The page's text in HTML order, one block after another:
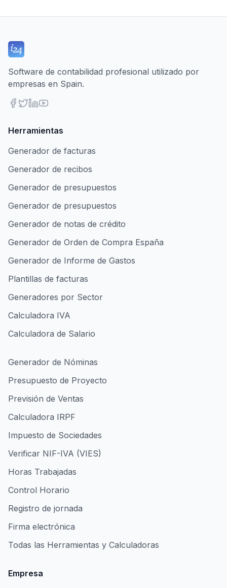
Software de contabilidad profesional utilizado por
empresas en Spain.
Herramientas
Generador de facturas
Generador de recibos
Generador de presupuestos
Generador de presupuestos
Generador de notas de crédito
Generador de Orden de Compra España
Generador de Informe de Gastos
Plantillas de facturas
Generadores por Sector
Calculadora IVA
Calculadora de Salario
Generador de Nóminas
Presupuesto de Proyecto
Previsión de Ventas
Calculadora IRPF
Impuesto de Sociedades
Verificar NIF-IVA (VIES)
Horas Trabajadas
Control Horario
Registro de jornada
Firma electrónica
Todas las Herramientas y Calculadoras
Empresa